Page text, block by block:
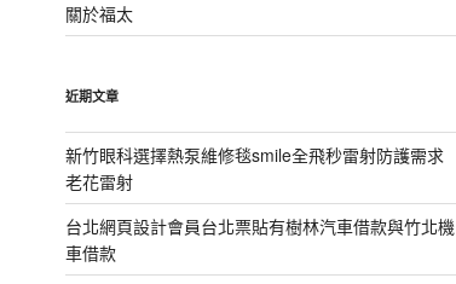
關於福太
近期文章
新竹眼科選擇熱泵維修毯smile全飛秒雷射防護需求
老花雷射
台北網頁設計會員台北票貼有樹林汽車借款與竹北機
車借款